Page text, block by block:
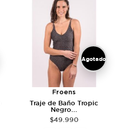
Agotado
Froens
Traje de Baño Tropic
Negro...
$49.990